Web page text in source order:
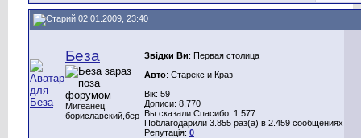
02.01.2009, 23:40
Беза
Мигеанец
бориславский,бер
Звідки Ви: Первая столица
Авто: Старекс и Краз
Вік: 59
Дописи: 8.770
Вы сказали Спасибо: 1.577
Поблагодарили 3.855 раз(а) в 2.459 сообщениях
Репутація: 0